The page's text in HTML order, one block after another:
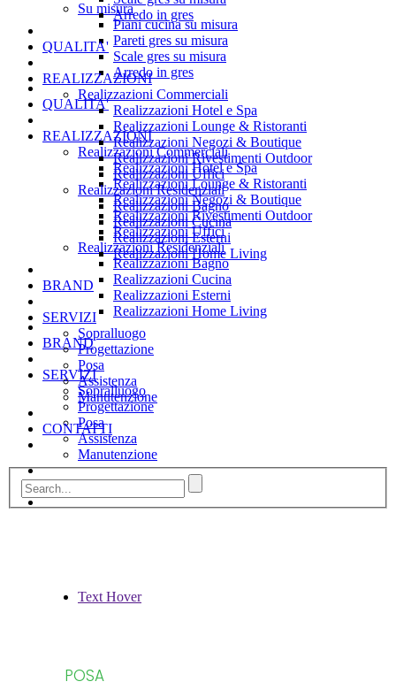
Su misura
Piani cucina su misura
Pareti gres su misura
Scale gres su misura
Arredo in gres
QUALITA'
REALIZZAZIONI
Realizzazioni Commerciali
Realizzazioni Hotel e Spa
Realizzazioni Lounge & Ristoranti
Realizzazioni Negozi & Boutique
Realizzazioni Rivestimenti Outdoor
Realizzazioni Uffici
Realizzazioni Residenziali
Realizzazioni Bagno
Realizzazioni Cucina
Realizzazioni Esterni
Realizzazioni Home Living
BRAND
SERVIZI
Sopralluogo
Progettazione
Posa
Assistenza
Manutenzione
CONTATTI
Arredo in gres
QUALITA'
REALIZZAZIONI
Realizzazioni Commerciali
Realizzazioni Hotel e Spa
Realizzazioni Lounge & Ristoranti
Realizzazioni Negozi & Boutique
Realizzazioni Rivestimenti Outdoor
Realizzazioni Uffici
Realizzazioni Residenziali
Realizzazioni Bagno
Realizzazioni Cucina
Realizzazioni Esterni
Realizzazioni Home Living
BRAND
SERVIZI
Sopralluogo
Progettazione
Posa
Assistenza
Manutenzione
CONTATTI
Text Hover
POSA